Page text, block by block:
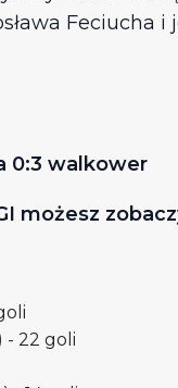
0:3 walkower
możesz
- 22 goli